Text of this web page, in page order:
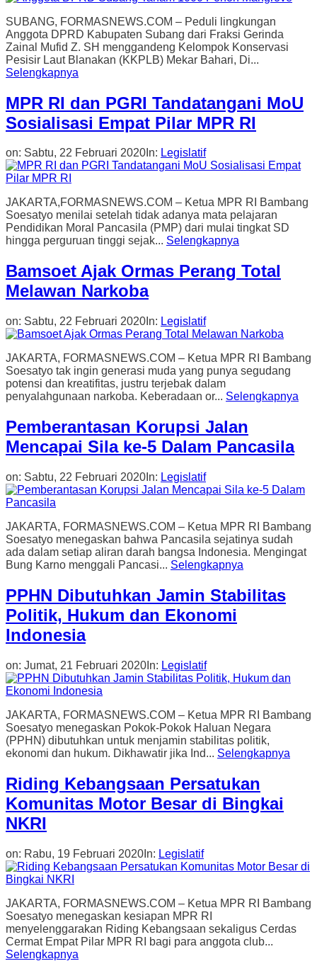
SUBANG, FORMASNEWS.COM – Peduli lingkungan
Anggota DPRD Kabupaten Subang dari Fraksi Gerinda
Zainal Mufid Z. SH menggandeng Kelompok Konservasi
Pesisir Laut Blanakan (KKPLB) Mekar Bahari, Di...
Selengkapnya
MPR RI dan PGRI Tandatangani MoU
Sosialisasi Empat Pilar MPR RI
on: Sabtu, 22 Februari 2020 In: Legislatif
JAKARTA,FORMASNEWS.COM – Ketua MPR RI Bambang
Soesatyo menilai setelah tidak adanya mata pelajaran
Pendidikan Moral Pancasila (PMP) dari mulai tingkat SD
hingga perguruan tinggi sejak... Selengkapnya
Bamsoet Ajak Ormas Perang Total
Melawan Narkoba
on: Sabtu, 22 Februari 2020 In: Legislatif
JAKARTA, FORMASNEWS.COM – Ketua MPR RI Bambang
Soesatyo tak ingin generasi muda yang punya segudang
potensi dan kreatifitas, justru terjebak dalam
penyalahgunaan narkoba. Keberadaan or... Selengkapnya
Pemberantasan Korupsi Jalan
Mencapai Sila ke-5 Dalam Pancasila
on: Sabtu, 22 Februari 2020 In: Legislatif
JAKARTA, FORMASNEWS.COM – Ketua MPR RI Bambang
Soesatyo menegaskan bahwa Pancasila sejatinya sudah
ada dalam setiap aliran darah bangsa Indonesia. Mengingat
Bung Karno menggali Pancasi... Selengkapnya
PPHN Dibutuhkan Jamin Stabilitas
Politik, Hukum dan Ekonomi
Indonesia
on: Jumat, 21 Februari 2020 In: Legislatif
JAKARTA, FORMASNEWS.COM – Ketua MPR RI Bambang
Soesatyo menegaskan Pokok-Pokok Haluan Negara
(PPHN) dibutuhkan untuk menjamin stabilitas politik,
ekonomi dan hukum. Dikhawatir jika Ind... Selengkapnya
Riding Kebangsaan Persatukan
Komunitas Motor Besar di Bingkai
NKRI
on: Rabu, 19 Februari 2020 In: Legislatif
JAKARTA, FORMASNEWS.COM – Ketua MPR RI Bambang
Soesatyo menegaskan kesiapan MPR RI
menyelenggarakan Riding Kebangsaan sekaligus Cerdas
Cermat Empat Pilar MPR RI bagi para anggota club...
Selengkapnya